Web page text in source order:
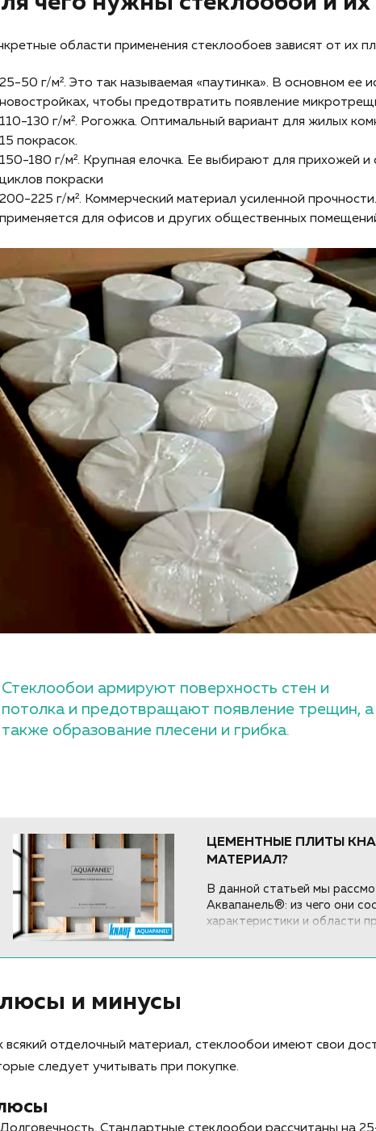
области применения стеклообоев зависят от их
25-50 г/м². Это так называемая «паутинка». В основном ее
новостройках, чтобы предотвратить появление
110-130 г/м². Рогожка. Оптимальный вариант для жилых
15 покрасок.
150-180 г/м². Крупная елочка. Ее выбирают для прихожей
циклов покраски
200-225 г/м². Коммерческий материал усиленной
применяется для офисов и других общественных
Стеклообои армируют поверхность стен и
потолка и предотвращают появление трещин, а
также образование плесени и грибка.
ЦЕМЕНТНЫЕ ПЛИТЫ
МАТЕРИАЛ?
В данной статьей мы
Аквапанель®: из чего они
характеристики и области
и минусы
всякий отделочный материал, стеклообои имеют свои
следует учитывать при покупке.